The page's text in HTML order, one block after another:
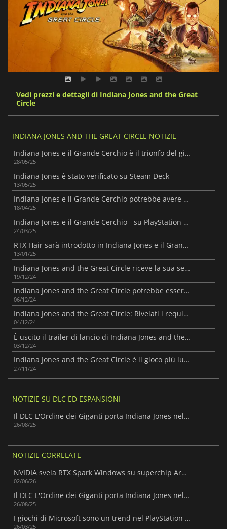
Vedi prezzi e dettagli di Indiana Jones and the Great
Circle
INDIANA JONES AND THE GREAT CIRCLE NOTIZIE
Indiana Jones e il Grande Cerchio è il trionfo del gioco su licenza
28/05/25
Indiana Jones è stato verificato su Steam Deck
13/05/25
Indiana Jones e il Grande Cerchio potrebbe avere un sequel
18/04/25
Indiana Jones e il Grande Cerchio - su PlayStation 5 il 17 aprile
24/03/25
RTX Hair sarà introdotto in Indiana Jones e il Grande Cerchio
13/01/25
Indiana Jones and the Great Circle riceve la sua seconda grande patch
19/12/24
Indiana Jones and the Great Circle potrebbe essere tra i migliori del 2024
06/12/24
Indiana Jones and the Great Circle: Rivelati i requisiti di sistema per PC
04/12/24
È uscito il trailer di lancio di Indiana Jones and the Great Circle
03/12/24
Indiana Jones and the Great Circle è il gioco più lungo di MachineGames
27/11/24
NOTIZIE SU DLC ED ESPANSIONI
Il DLC L'Ordine dei Giganti porta Indiana Jones nell'antica Roma questo autunno
26/08/25
NOTIZIE CORRELATE
NVIDIA svela RTX Spark Windows su superchip Arm per PC e laptop compatti
02/06/26
Il DLC L'Ordine dei Giganti porta Indiana Jones nell'antica Roma questo autunno
26/08/25
I giochi di Microsoft sono un trend nel PlayStation Store
26/03/25